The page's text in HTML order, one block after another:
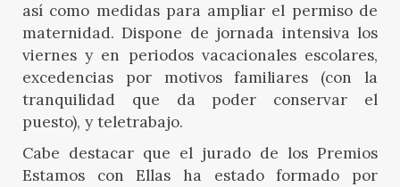
así como medidas para ampliar el permiso de
maternidad. Dispone de jornada intensiva los
viernes y en periodos vacacionales escolares,
excedencias por motivos familiares (con la
tranquilidad que da poder conservar el
puesto), y teletrabajo.
Cabe destacar que el jurado de los Premios
Estamos con Ellas ha estado formado por